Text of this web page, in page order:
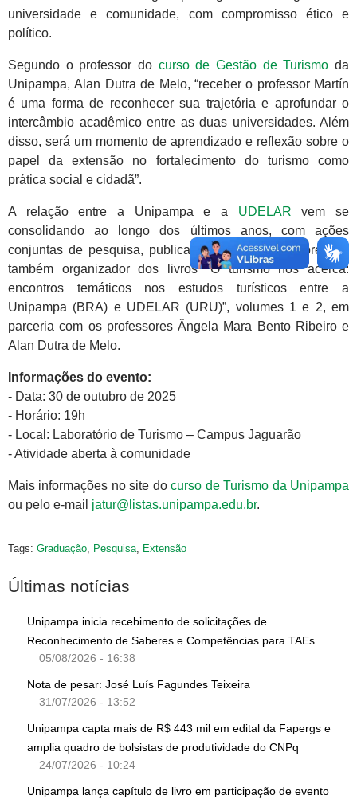
universidade e comunidade, com compromisso ético e
político.
Segundo o professor do curso de Gestão de Turismo da
Unipampa, Alan Dutra de Melo, “receber o professor Martín
é uma forma de reconhecer sua trajetória e aprofundar o
intercâmbio acadêmico entre as duas universidades. Além
disso, será um momento de aprendizado e reflexão sobre o
papel da extensão no fortalecimento do turismo como
prática social e cidadã”.
A relação entre a Unipampa e a UDELAR vem se
consolidando ao longo dos últimos anos, com ações
conjuntas de pesquisa, publicações e eventos. Fabreau é
também organizador dos livros “O turismo nos acerca:
encontros temáticos nos estudos turísticos entre a
Unipampa (BRA) e UDELAR (URU)”, volumes 1 e 2, em
parceria com os professores Ângela Mara Bento Ribeiro e
Alan Dutra de Melo.
Informações do evento:
- Data: 30 de outubro de 2025
- Horário: 19h
- Local: Laboratório de Turismo – Campus Jaguarão
- Atividade aberta à comunidade
Mais informações no site docurso de Turismo da Unipampa
ou pelo e-mail jatur@listas.unipampa.edu.br.
Tags: Graduação, Pesquisa, Extensão
Últimas notícias
Unipampa inicia recebimento de solicitações de
Reconhecimento de Saberes e Competências para TAEs
05/08/2026 - 16:38
Nota de pesar: José Luís Fagundes Teixeira
31/07/2026 - 13:52
Unipampa capta mais de R$ 443 mil em edital da Fapergs e
amplia quadro de bolsistas de produtividade do CNPq
24/07/2026 - 10:24
Unipampa lança capítulo de livro em participação de evento